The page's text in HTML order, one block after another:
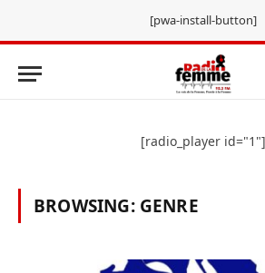
[pwa-install-button]
[radio_player id="1"]
BROWSING: GENRE